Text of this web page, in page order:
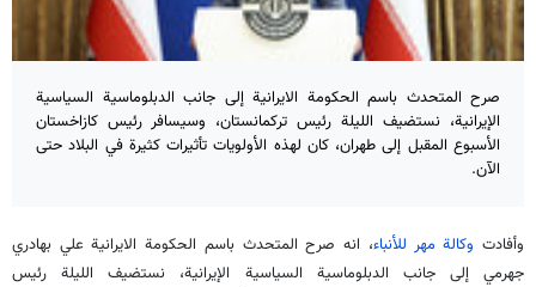
صرح المتحدث باسم الحكومة الايرانية إلى جانب الدبلوماسية السياسية
الإيرانية، نستضيف الليلة رئيس تركمانستان، وسيسافر رئيس كازاخستان
الأسبوع المقبل إلى طهران، كان لهذه الأولويات تأثيرات كثيرة في البلاد حتى
الآن.
وأفادت وكالة مهر للأنباء، انه صرح المتحدث باسم الحكومة الايرانية علي بهادري
جهرمي إلى جانب الدبلوماسية السياسية الإيرانية، نستضيف الليلة رئيس